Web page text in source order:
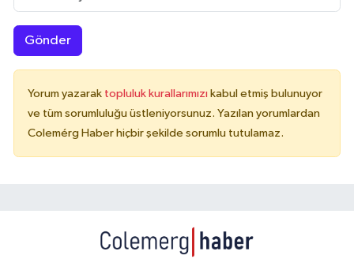
Gönder
Yorum yazarak topluluk kurallarımızı kabul etmiş bulunuyor
ve tüm sorumluluğu üstleniyorsunuz. Yazılan yorumlardan
Colemérg Haber hiçbir şekilde sorumlu tutulamaz.